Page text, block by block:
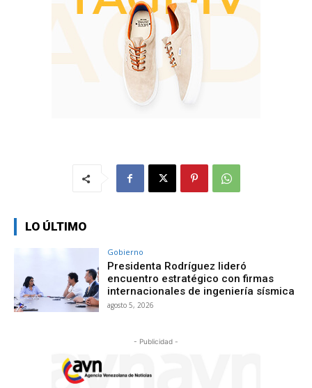
LO ÚLTIMO
Gobierno
Presidenta Rodríguez lideró
encuentro estratégico con firmas
internacionales de ingeniería sísmica
agosto 5, 2026
- Publicidad -